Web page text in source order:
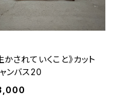
かされていくこと》カット
ンバス20